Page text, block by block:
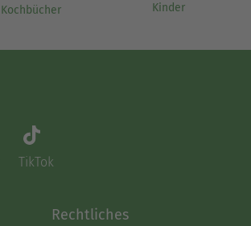
Kochbücher
Kinder
TikTok
Rechtliches